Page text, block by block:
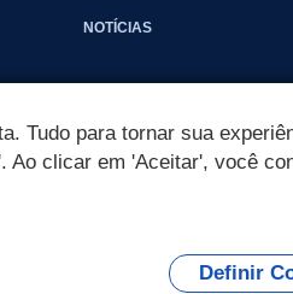
NOTÍCIAS
Tudo para tornar sua
clicar em 'Aceitar', você
Definir